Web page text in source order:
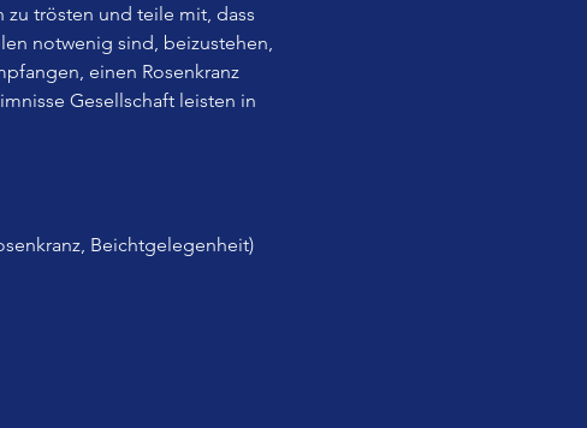
trösten und teile mit, dass
notwenig sind, beizustehen,
einen Rosenkranz
Gesellschaft leisten in
Beichtgelegenheit)